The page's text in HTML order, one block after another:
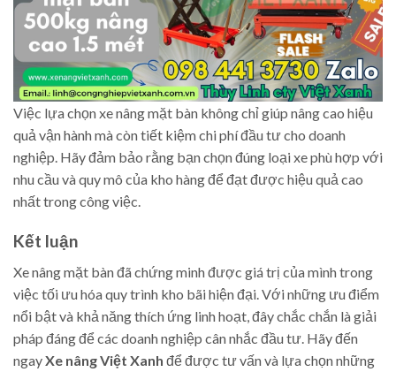
Việc lựa chọn xe nâng mặt bàn không chỉ giúp nâng cao hiệu
quả vận hành mà còn tiết kiệm chi phí đầu tư cho doanh
nghiệp. Hãy đảm bảo rằng bạn chọn đúng loại xe phù hợp với
nhu cầu và quy mô của kho hàng để đạt được hiệu quả cao
nhất trong công việc.
Kết luận
Xe nâng mặt bàn đã chứng minh được giá trị của mình trong
việc tối ưu hóa quy trình kho bãi hiện đại. Với những ưu điểm
nổi bật và khả năng thích ứng linh hoạt, đây chắc chắn là giải
pháp đáng để các doanh nghiệp cân nhắc đầu tư. Hãy đến
ngayXe nâng Việt Xanh để được tư vấn và lựa chọn những